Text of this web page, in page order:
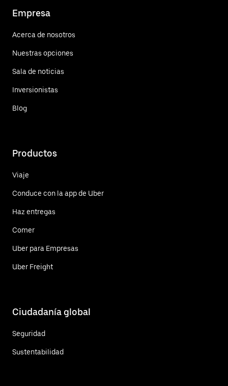
Empresa
Acerca de nosotros
Nuestras opciones
Sala de noticias
Inversionistas
Blog
Productos
Viaje
Conduce con la app de Uber
Haz entregas
Comer
Uber para Empresas
Uber Freight
Ciudadanía global
Seguridad
Sustentabilidad